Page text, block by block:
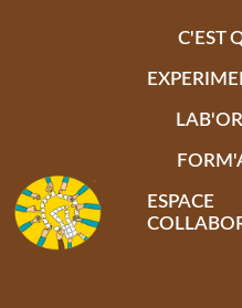
C'EST
ESPACE